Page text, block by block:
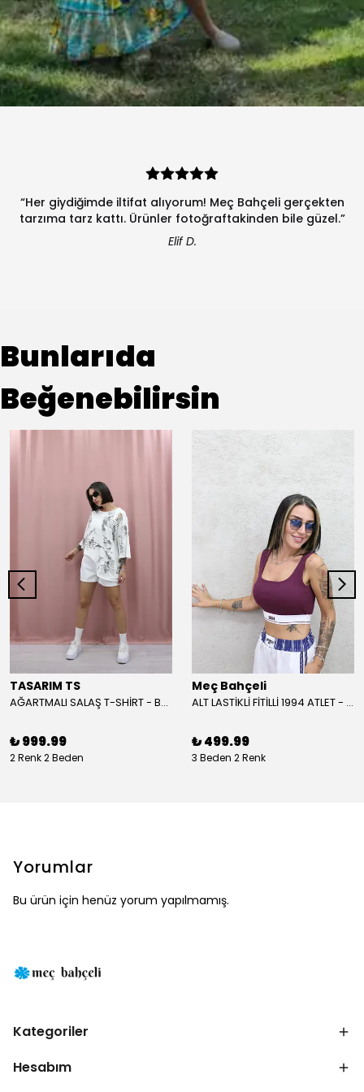
“Her giydiğimde iltifat alıyorum! Meç Bahçeli gerçekten
tarzıma tarz kattı. Ürünler fotoğraftakinden bile güzel.”
Elif D.
Bunlarıda
Beğenebilirsin
TASARIM TS
AĞARTMALI SALAŞ T-SHİRT - BEYAZ
₺ 999.99
2 Renk 2 Beden
Meç Bahçeli
ALT LASTİKLİ FİTİLLİ 1994 ATLET - BORDO
₺ 499.99
3 Beden 2 Renk
Yorumlar
Bu ürün için henüz yorum yapılmamış.
Kategoriler
Hesabım